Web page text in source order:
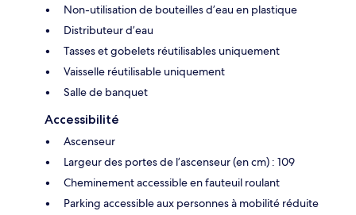
Non-utilisation de bouteilles d’eau en plastique
Distributeur d’eau
Tasses et gobelets réutilisables uniquement
Vaisselle réutilisable uniquement
Salle de banquet
Accessibilité
Ascenseur
Largeur des portes de l’ascenseur (en cm) : 109
Cheminement accessible en fauteuil roulant
Parking accessible aux personnes à mobilité réduite